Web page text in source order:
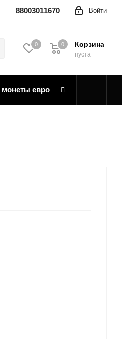
Войти
88003011670
0 Корзина
0
пуста
0
евро